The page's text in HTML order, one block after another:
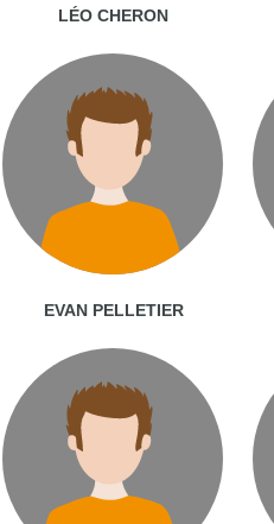
LÉO CHERON
EVAN PELLETIER